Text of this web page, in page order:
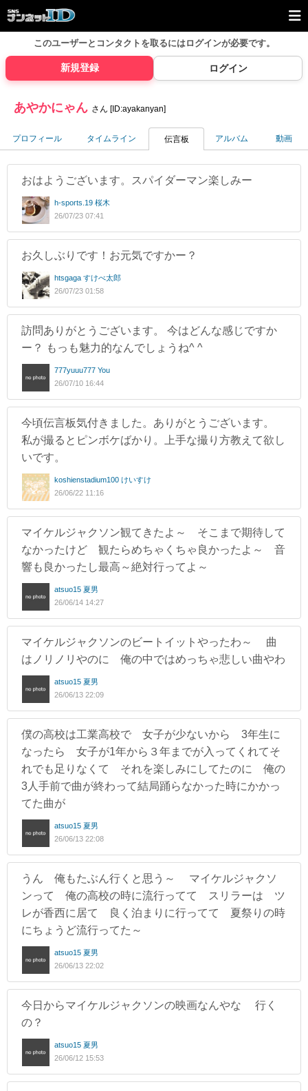
このユーザーとコンタクトを取るにはログインが必要です。
新規登録 ログイン
あやかにゃん さん [ID:ayakanyan]
プロフィール タイムライン 伝言板 アルバム 動画
おはようございます。スパイダーマン楽しみー
h-sports.19 桜木
26/07/23 07:41
お久しぶりです！お元気ですかー？
htsgaga すけべ太郎
26/07/23 01:58
訪問ありがとうございます。 今はどんな感じですか
ー？ もっも魅力的なんでしょうね^ ^
777yuuu777 You
26/07/10 16:44
今頃伝言板気付きました。ありがとうございます。
私が撮るとピンボケばかり。上手な撮り方教えて欲し
いです。
koshienstadium100 けいすけ
26/06/22 11:16
マイケルジャクソン観てきたよ～ そこまで期待して
なかったけど 観たらめちゃくちゃ良かったよ～ 音
響も良かったし最高～絶対行ってよ～
atsuo15 夏男
26/06/14 14:27
マイケルジャクソンのビートイットやったわ～ 曲
はノリノリやのに 俺の中ではめっちゃ悲しい曲やわ
atsuo15 夏男
26/06/13 22:09
僕の高校は工業高校で 女子が少ないから 3年生に
なったら 女子が1年から３年までが入ってくれてそ
れでも足りなくて それを楽しみにしてたのに 俺の
3人手前で曲が終わって結局踊らなかった時にかかっ
てた曲が
atsuo15 夏男
26/06/13 22:08
うん 俺もたぶん行くと思う～ マイケルジャクソ
ンって 俺の高校の時に流行ってて スリラーは ツ
レが香西に居て 良く泊まりに行ってて 夏祭りの時
にちょうど流行ってた～
atsuo15 夏男
26/06/13 22:02
今日からマイケルジャクソンの映画なんやな 行く
の？
atsuo15 夏男
26/06/12 15:53